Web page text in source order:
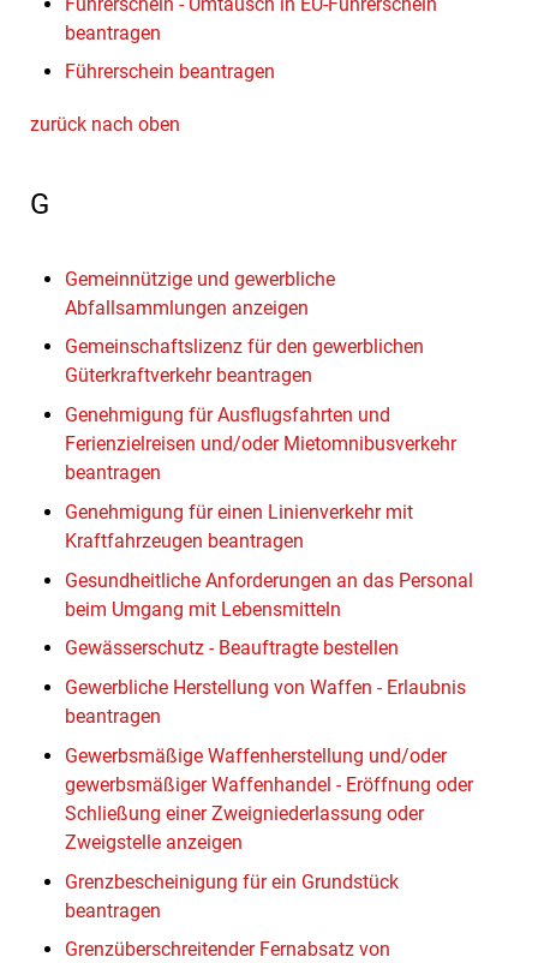
beantragen
Führerschein beantragen
zurück nach oben
G
Gemeinnützige und gewerbliche
Abfallsammlungen anzeigen
Gemeinschaftslizenz für den gewerblichen
Güterkraftverkehr beantragen
Genehmigung für Ausflugsfahrten und
Ferienzielreisen und/oder Mietomnibusverkehr
beantragen
Genehmigung für einen Linienverkehr mit
Kraftfahrzeugen beantragen
Gesundheitliche Anforderungen an das Personal
beim Umgang mit Lebensmitteln
Gewässerschutz - Beauftragte bestellen
Gewerbliche Herstellung von Waffen - Erlaubnis
beantragen
Gewerbsmäßige Waffenherstellung und/oder
gewerbsmäßiger Waffenhandel - Eröffnung oder
Schließung einer Zweigniederlassung oder
Zweigstelle anzeigen
Grenzbescheinigung für ein Grundstück
beantragen
Grenzüberschreitender Fernabsatz von